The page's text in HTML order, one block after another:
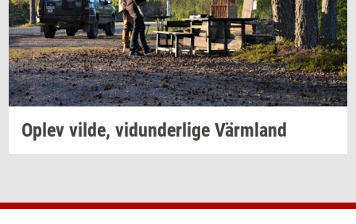
Oplev vilde, vi­dun­der­li­ge Värmland